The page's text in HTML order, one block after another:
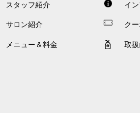
スタッフ紹介
サロン紹介
メニュー＆料金
イ
ク
取